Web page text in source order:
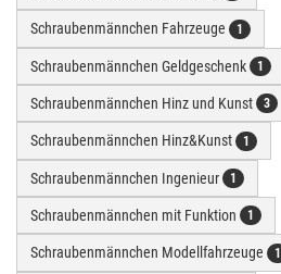
Schraubenmännchen Fahrzeuge 1
Schraubenmännchen Geldgeschenk 1
Schraubenmännchen Hinz und Kunst 3
Schraubenmännchen Hinz&Kunst 1
Schraubenmännchen Ingenieur 1
Schraubenmännchen mit Funktion 1
Schraubenmännchen Modellfahrzeuge 1